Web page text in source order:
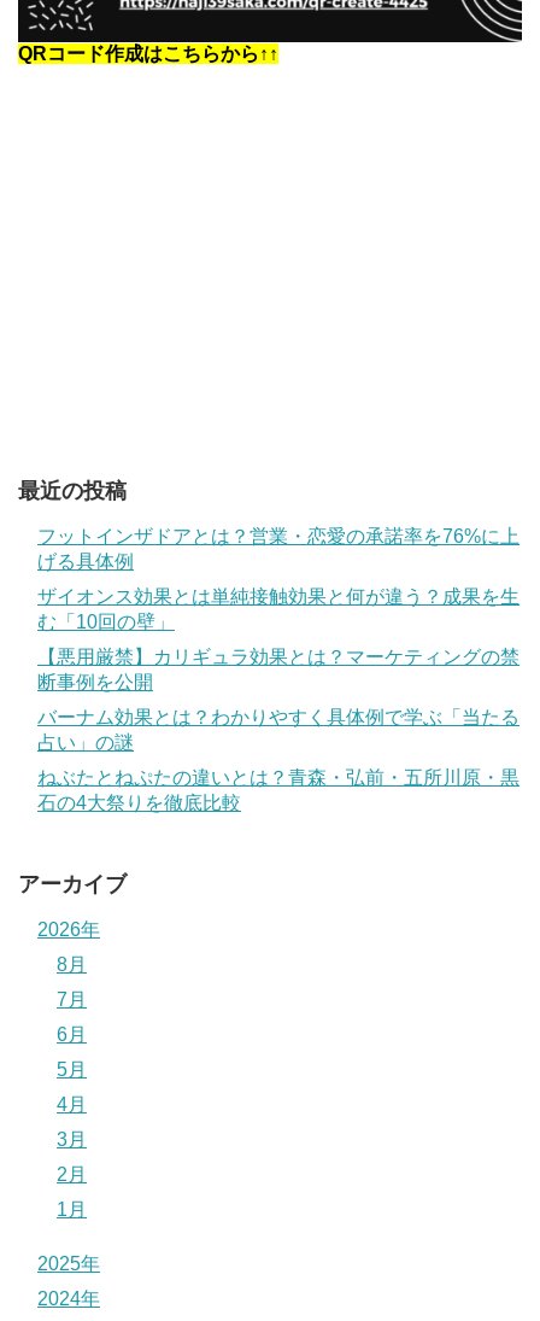
QRコード作成はこちらから↑↑
最近の投稿
フットインザドアとは？営業・恋愛の承諾率を76%に上
げる具体例
ザイオンス効果とは単純接触効果と何が違う？成果を生
む「10回の壁」
【悪用厳禁】カリギュラ効果とは？マーケティングの禁
断事例を公開
バーナム効果とは？わかりやすく具体例で学ぶ「当たる
占い」の謎
ねぶたとねぷたの違いとは？青森・弘前・五所川原・黒
石の4大祭りを徹底比較
アーカイブ
2026年
8月
7月
6月
5月
4月
3月
2月
1月
2025年
2024年